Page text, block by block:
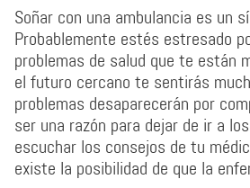
Soñar con una ambulancia es un
Probablemente estés estresado
problemas de salud que te están
el futuro cercano te sentirás
problemas desaparecerán por
ser una razón para dejar de ir a
escuchar los consejos de tu
existe la posibilidad de que la